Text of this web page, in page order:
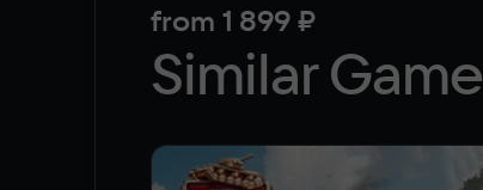
from 1 899 ₽
Similar